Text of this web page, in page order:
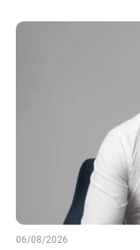
06/08/2026